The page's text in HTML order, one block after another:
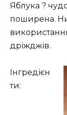
Яблука ?
поширена.
дріжджів.
Інгредієн
ти: